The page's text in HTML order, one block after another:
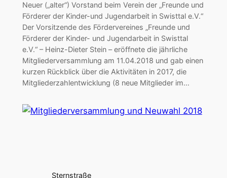
Neuer („alter“) Vorstand beim Verein der „Freunde und
Förderer der Kinder-und Jugendarbeit in Swisttal e.V.“
Der Vorsitzende des Fördervereines „Freunde und
Förderer der Kinder- und Jugendarbeit in Swisttal
e.V.“ – Heinz-Dieter Stein – eröffnete die jährliche
Mitgliederversammlung am 11.04.2018 und gab einen
kurzen Rückblick über die Aktivitäten in 2017, die
Mitgliederzahlentwicklung (8 neue Mitglieder im…
Sternstraße